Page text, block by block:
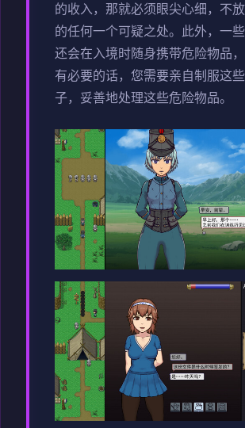
的收入，那就必须眼尖心细，不
的任何一个可疑之处。此外，一
还会在入境时随身携带危险物品
有必要的话，您需要亲自制服这
子，妥善地处理这些危险物品。